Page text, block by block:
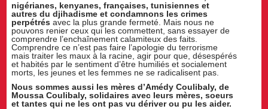
nigérianes, kenyanes, françaises, tunisiennes et
autres du djihadisme et condamnons les crimes
perpétrés avec la plus grande fermeté. Mais nous ne
pouvons renier ceux qui les commettent, sans essayer de
comprendre l’enchaînement calamiteux des faits.
Comprendre ce n’est pas faire l’apologie du terrorisme
mais traiter les maux à la racine, agir pour que, désespérés
et habités par le sentiment d’être humiliés et socialement
morts, les jeunes et les femmes ne se radicalisent pas.
Nous sommes aussi les mères d’Amédy Coulibaly, de
Moussa Coulibaly, solidaires avec leurs mères, soeurs
et tantes qui ne les ont pas vu dériver ou pu les aider.